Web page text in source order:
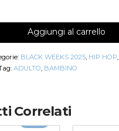
Aggiungi al carrello
BLACK WEEKS 2025, HIP HOP,
ADULTO, BAMBINO
Correlati